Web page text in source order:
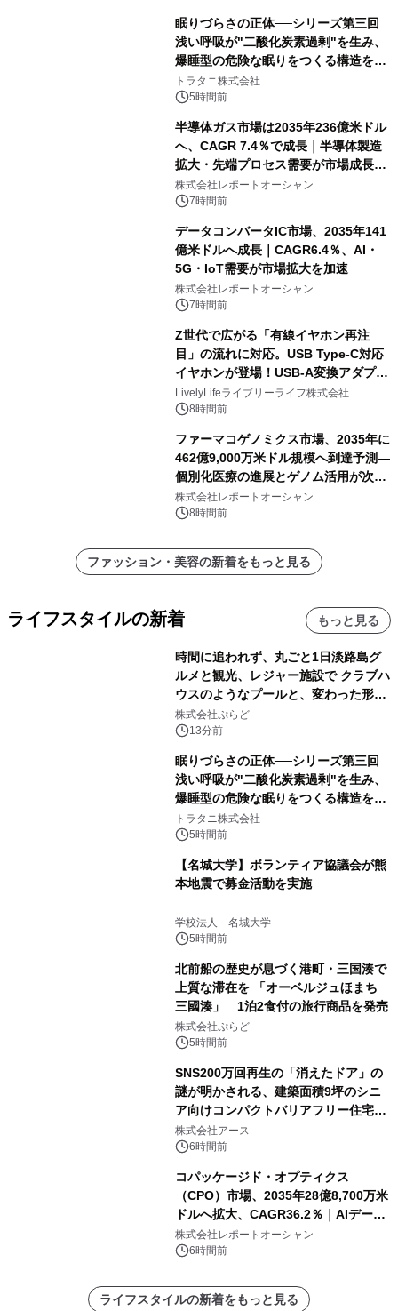
眠りづらさの正体──シリーズ第三回
浅い呼吸が"二酸化炭素過剰"を生み、
爆睡型の危険な眠りをつくる構造を解
説
トラタニ株式会社
5時間前
半導体ガス市場は2035年236億米ドル
へ、CAGR 7.4％で成長｜半導体製造
拡大・先端プロセス需要が市場成長を
加速
株式会社レポートオーシャン
7時間前
データコンバータIC市場、2035年141
億米ドルへ成長｜CAGR6.4％、AI・
5G・IoT需要が市場拡大を加速
株式会社レポートオーシャン
7時間前
Z世代で広がる「有線イヤホン再注
目」の流れに対応。USB Type-C対応
イヤホンが登場！USB-A変換アダプタ
ー付きでスマホからパソコンまで幅広
く活用可能
LivelyLifeライブリーライフ株式会社
8時間前
ファーマコゲノミクス市場、2035年に
462億9,000万米ドル規模へ到達予測―
個別化医療の進展とゲノム活用が次世
代ヘルスケア投資を加速
株式会社レポートオーシャン
8時間前
ファッション・美容の新着をもっと見る
ライフスタイルの新着 もっと見る
時間に追われず、丸ごと1日淡路島グ
ルメと観光、レジャー施設で クラブハ
ウスのようなプールと、変わった形の
サウナも 「THE BOXY AWAJI」のお
得な素泊まり連泊プランで
株式会社ぷらど
13分前
眠りづらさの正体──シリーズ第三回
浅い呼吸が"二酸化炭素過剰"を生み、
爆睡型の危険な眠りをつくる構造を解
説
トラタニ株式会社
5時間前
【名城大学】ボランティア協議会が熊
本地震で募金活動を実施
学校法人 名城大学
5時間前
北前船の歴史が息づく港町・三国湊で
上質な滞在を 「オーベルジュほまち
三國湊」 1泊2食付の旅行商品を発売
株式会社ぷらど
5時間前
SNS200万回再生の「消えたドア」の
謎が明かされる、建築面積9坪のシニ
ア向けコンパクトバリアフリー住宅が
誕生
株式会社アース
6時間前
コパッケージド・オプティクス
（CPO）市場、2035年28億8,700万米
ドルへ拡大、CAGR36.2％｜AIデータ
センター・高速光通信需要が成長を加
速
株式会社レポートオーシャン
6時間前
ライフスタイルの新着をもっと見る